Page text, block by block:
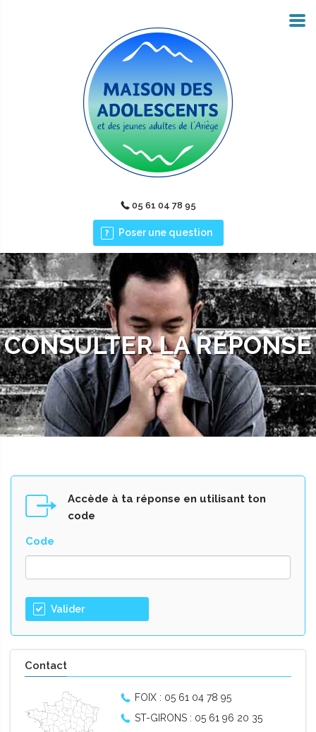
05 61 04 78 95
Poser une question
CONSULTER LA RÉPONSE
Accède à ta réponse en utilisant ton
code
Code
Valider
Contact
FOIX : 05 61 04 78 95
ST-GIRONS : 05 61 96 20 35